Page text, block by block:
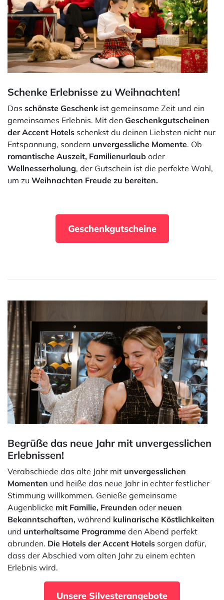
Schenke Erlebnisse zu Weihnachten!
Das schönste Geschenk ist gemeinsame Zeit und ein
gemeinsames Erlebnis. Mit den Geschenkgutscheinen
der Accent Hotels schenkst du deinen Liebsten nicht nur
Entspannung, sondern unvergessliche Momente. Ob
romantische Auszeit, Familienurlaub oder
Wellnesserholung, der Gutschein ist die perfekte Wahl,
um zu Weihnachten Freude zu bereiten.
Geschenkgutscheine
Begrüße das neue Jahr mit unvergesslichen
Erlebnissen!
Verabschiede das alte Jahr mit unvergesslichen
Momenten und heiße das neue Jahr in echter festlicher
Stimmung willkommen. Genieße gemeinsame
Augenblicke mit Familie, Freunden oder neuen
Bekanntschaften, während kulinarische Köstlichkeiten
und unterhaltsame Programme den Abend perfekt
abrunden. Die Hotels der Accent Hotels sorgen dafür,
dass der Abschied vom alten Jahr zu einem echten
Erlebnis wird.
Unsere Silvesterangebote